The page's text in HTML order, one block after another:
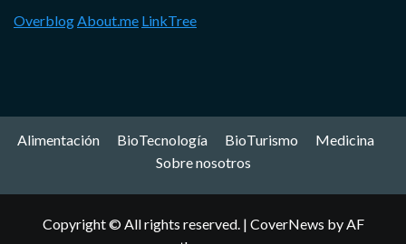
OverblogAbout.me LinkTree
Alimentación BioTecnología BioTurismo
Medicina
Sobre nosotros
Copyright © All rights reserved. | CoverNews by AF